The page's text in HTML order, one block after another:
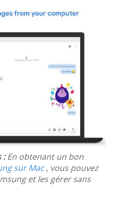
:En obtenant un bon
sur Mac, vous pouvez
et les gérer sans